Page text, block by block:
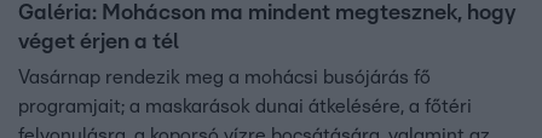
Galéria: Mohácson ma mindent megtesznek, hogy
véget érjen a tél
Vasárnap rendezik meg a mohácsi busójárás fő
programjait; a maskarások dunai átkelésére, a főtéri